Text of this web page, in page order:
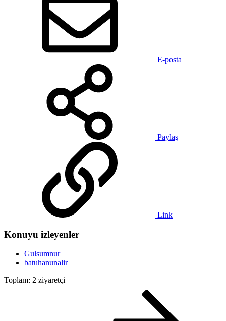
E-posta
Paylaş
Link
Konuyu izleyenler
Gulsumnur
batuhanunalir
Toplam: 2 ziyaretçi